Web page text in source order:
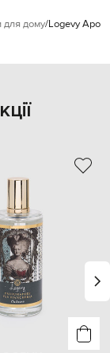
для дому Logevy